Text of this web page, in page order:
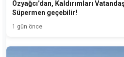
Özyağcı’dan, Kaldırımları
Süpermen geçebilir!
1 gün önce